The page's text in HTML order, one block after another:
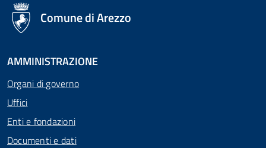
logo Unione Europea
Comune di Arezzo
AMMINISTRAZIONE
Organi di governo
Uffici
Enti e fondazioni
Documenti e dati